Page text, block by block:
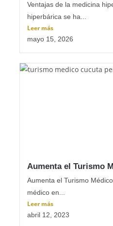
Ventajas de la medicina
hiperbárica se ha...
Leer más
mayo 15, 2026
Aumenta el Turismo
Aumenta el Turismo
médico en...
Leer más
abril 12, 2023